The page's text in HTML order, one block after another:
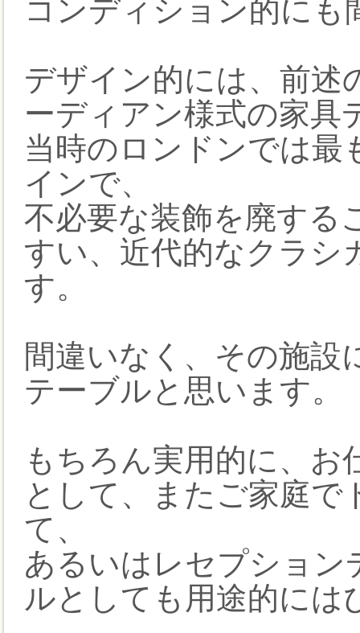
コンディション的にも
デザイン的には、前述
ーディアン様式の家具
当時のロンドンでは最
インで、
不必要な装飾を廃する
すい、近代的なクラシ
す。
間違いなく、その施設
テーブルと思います。
もちろん実用的に、
として、またご家庭
て、
あるいはレセプション
ルとしても用途的には